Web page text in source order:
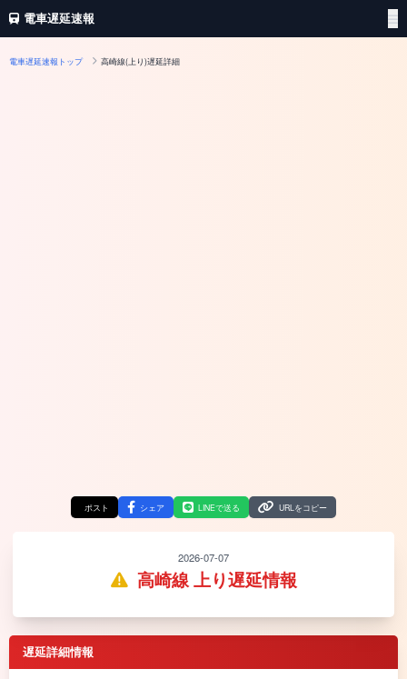
電車遅延速報
電車遅延速報トップ 高崎線(上り)遅延詳細
ポスト シェア LINEで送る URLをコピー
2026-07-07
高崎線 上り遅延情報
遅延詳細情報